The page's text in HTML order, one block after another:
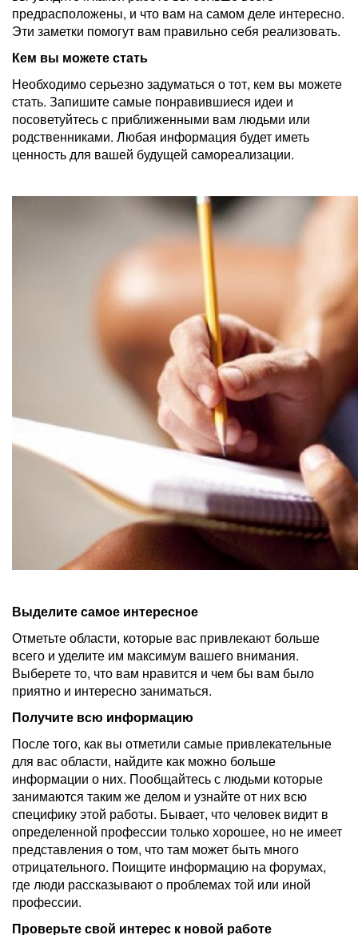
предрасположены, и что вам на самом деле интересно.
Эти заметки помогут вам правильно себя реализовать.
Кем вы можете стать
Необходимо серьезно задуматься о тот, кем вы можете
стать. Запишите самые понравившиеся идеи и
посоветуйтесь с приближенными вам людьми или
родственниками. Любая информация будет иметь
ценность для вашей будущей самореализации.
Выделите самое интересное
Отметьте области, которые вас привлекают больше
всего и уделите им максимум вашего внимания.
Выберете то, что вам нравится и чем бы вам было
приятно и интересно заниматься.
Получите всю информацию
После того, как вы отметили самые привлекательные
для вас области, найдите как можно больше
информации о них. Пообщайтесь с людьми которые
занимаются таким же делом и узнайте от них всю
специфику этой работы. Бывает, что человек видит в
определенной профессии только хорошее, но не имеет
представления о том, что там может быть много
отрицательного. Поищите информацию на форумах,
где люди рассказывают о проблемах той или иной
профессии.
Проверьте свой интерес к новой работе